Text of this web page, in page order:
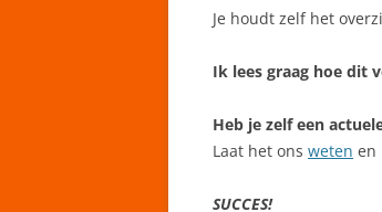
Je houdt zelf het
Ik lees graag hoe dit
Heb je zelf een
Laat het ons weten en
SUCCES!